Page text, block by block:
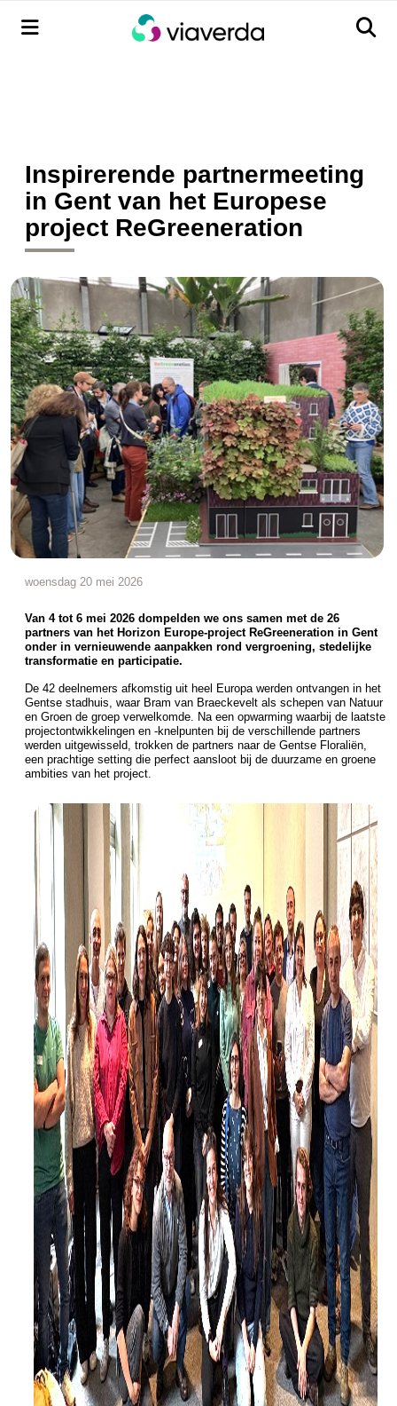
Menu Menu
Inspirerende partnermeeting
in Gent van het Europese
project ReGreeneration
woensdag 20 mei 2026
Van 4 tot 6 mei 2026 dompelden we ons samen met de 26
partners van het Horizon Europe-project ReGreeneration in Gent
onder in vernieuwende aanpakken rond vergroening, stedelijke
transformatie en participatie.
De 42 deelnemers afkomstig uit heel Europa werden ontvangen in het
Gentse stadhuis, waar Bram van Braeckevelt als schepen van Natuur
en Groen de groep verwelkomde. Na een opwarming waarbij de laatste
projectontwikkelingen en -knelpunten bij de verschillende partners
werden uitgewisseld, trokken de partners naar de Gentse Floraliën,
een prachtige setting die perfect aansloot bij de duurzame en groene
ambities van het project.